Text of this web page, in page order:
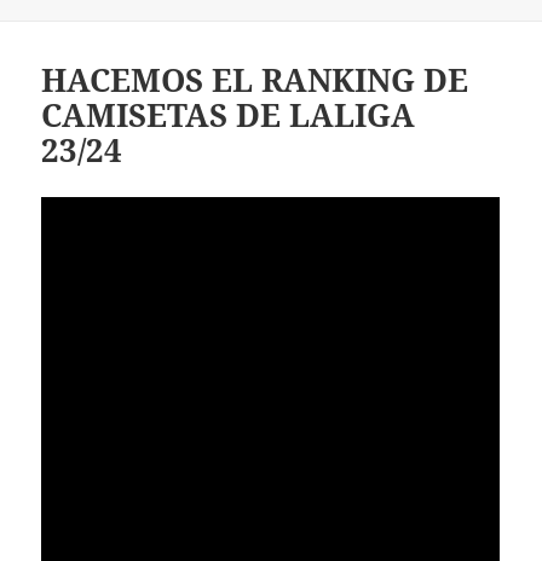
HACEMOS EL RANKING DE
CAMISETAS DE LALIGA
23/24